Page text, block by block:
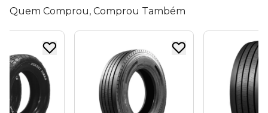
Quem Comprou, Comprou Também